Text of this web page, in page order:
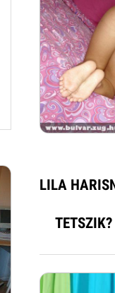
LILA
TETSZIK?